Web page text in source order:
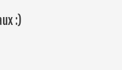
:)